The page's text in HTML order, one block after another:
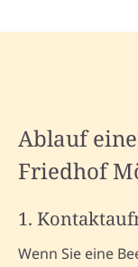
Ablauf
Friedhof
1.
Wenn Sie eine